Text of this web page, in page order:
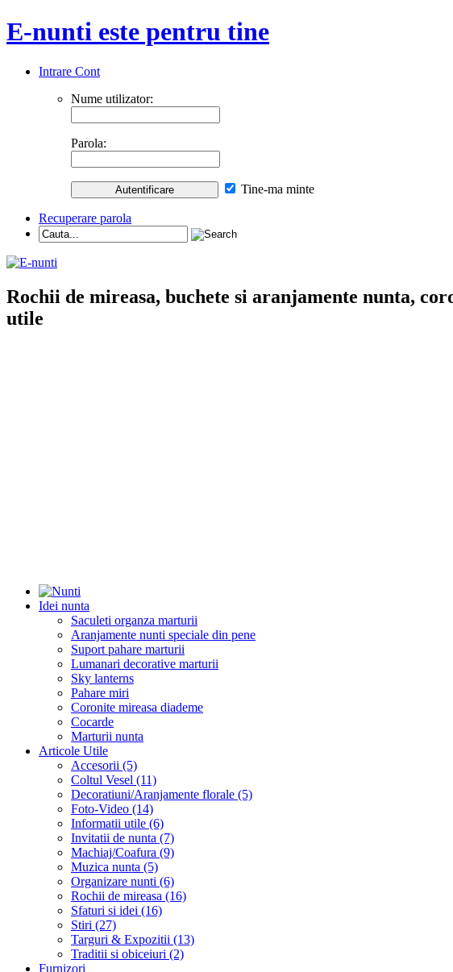
E-nunti este pentru tine
Intrare Cont
Nume utilizator:
Parola:
Tine-ma minte
Recuperare parola
Rochii de mireasa, buchete si aranjamente nunta,
utile
Idei nunta
Saculeti organza marturii
Aranjamente nunti speciale din pene
Suport pahare marturii
Lumanari decorative marturii
Sky lanterns
Pahare miri
Coronite mireasa diademe
Cocarde
Marturii nunta
Articole Utile
Accesorii (5)
Coltul Vesel (11)
Decoratiuni/Aranjamente florale (5)
Foto-Video (14)
Informatii utile (6)
Invitatii de nunta (7)
Machiaj/Coafura (9)
Muzica nunta (5)
Organizare nunti (6)
Rochii de mireasa (16)
Sfaturi si idei (16)
Stiri (27)
Targuri & Expozitii (13)
Traditii si obiceiuri (2)
Furnizori